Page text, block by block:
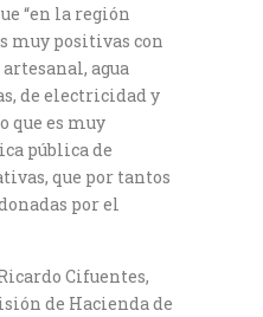
“en la región
muy positivas con
agua
de electricidad y
que es muy
pública de
que por tantos
por el
Cifuentes,
de Hacienda de